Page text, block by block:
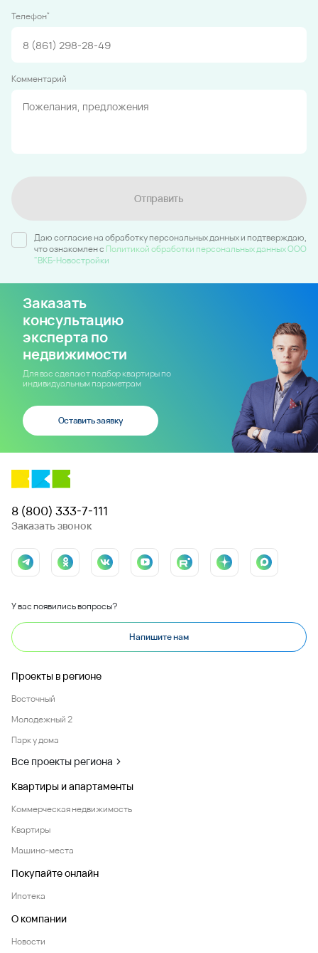
Телефон*
Комментарий
Отправить
Даю согласие на обработку персональных данных и подтверждаю,
что ознакомлен c Политикой обработки персональных данных ООО
"ВКБ-Новостройки
Заказать
консультацию
эксперта по
недвижимости
Для вас сделают подбор квартиры по
индивидуальным параметрам
Оставить заявку
8 (800) 333-7-111
Заказать звонок
У вас появились вопросы?
Напишите нам
Проекты в регионе
Восточный
Молодежный 2
Парк у дома
Все проекты региона
Квартиры и апартаменты
Коммерческая недвижимость
Квартиры
Машино-места
Покупайте онлайн
Ипотека
О компании
Новости